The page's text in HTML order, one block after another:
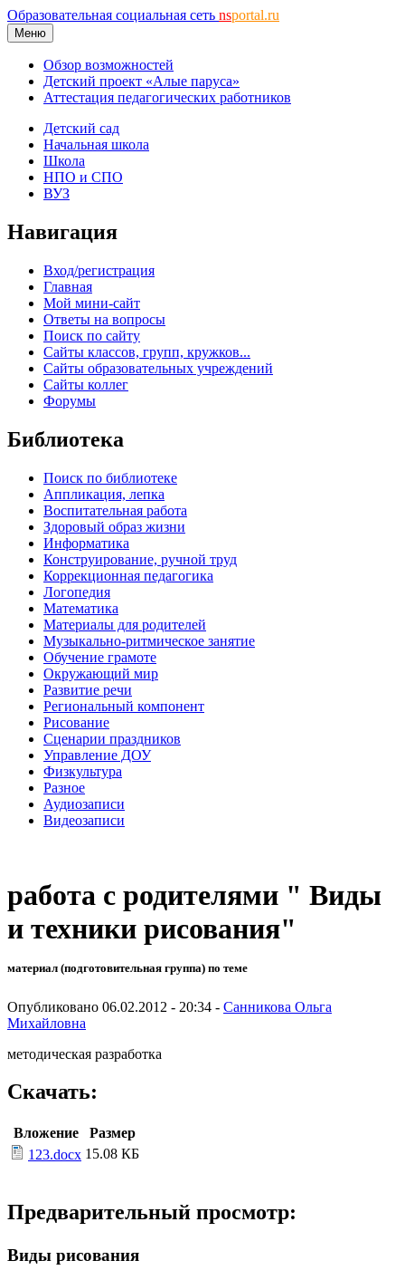
Образовательная социальная сеть nsportal.ru
Меню
Обзор возможностей
Детский проект «Алые паруса»
Аттестация педагогических работников
Детский сад
Начальная школа
Школа
НПО и СПО
ВУЗ
Навигация
Вход/регистрация
Главная
Мой мини-сайт
Ответы на вопросы
Поиск по сайту
Сайты классов, групп, кружков...
Сайты образовательных учреждений
Сайты коллег
Форумы
Библиотека
Поиск по библиотеке
Аппликация, лепка
Воспитательная работа
Здоровый образ жизни
Информатика
Конструирование, ручной труд
Коррекционная педагогика
Логопедия
Математика
Материалы для родителей
Музыкально-ритмическое занятие
Обучение грамоте
Окружающий мир
Развитие речи
Региональный компонент
Рисование
Сценарии праздников
Управление ДОУ
Физкультура
Разное
Аудиозаписи
Видеозаписи
работа с родителями " Виды
и техники рисования"
материал (подготовительная группа) по теме
Опубликовано 06.02.2012 - 20:34 - Санникова Ольга
Михайловна
методическая разработка
Скачать:
Вложение
Размер
123.docx 15.08 КБ
Предварительный просмотр:
Виды рисования